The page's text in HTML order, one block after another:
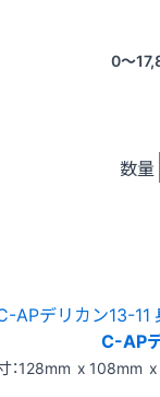
0〜
数量
C-AP
：128mm x 108mm x